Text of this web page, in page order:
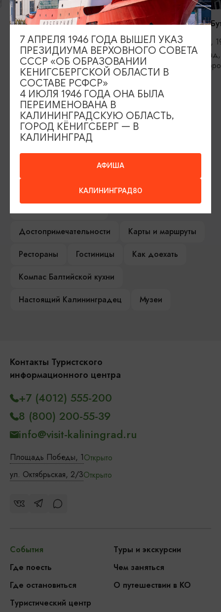
RADIO TAPOK
04.09.2026, 20:00
Калининград, РК «Резиденция
королей»
Константин
11.09.2026,
ИЩИТЕ ТАКЖЕ НА НАШЕМ САЙТЕ
Серебряное ожерелье
Афиша мероприятий
Гостевая книга
Достопримечательности
Карты и маршруты
Рестораны
Гостиницы
Как доехать
Компас Балтийской кухни
Настоящий Калининградец
Музеи
Контакты Туристского
информационного центра
Площадь Победы, 1Открыто
ул. Октябрьская, 2/3Открыто
+7 (4012) 555-200
8 (800) 200-55-39
info@visit-kaliningrad.ru
События
Туры и экскурсии
Где поесть
Чем заняться
Где остановиться
О путешествии в КО
Туристический центр
АФИША
КАЛИНИНГРАД80
7 АПРЕЛЯ 1946 ГОДА ВЫШЕЛ УКАЗ
ПРЕЗИДИУМА ВЕРХОВНОГО СОВЕТА
СССР «ОБ ОБРАЗОВАНИИ
КЕНИГСБЕРГСКОЙ ОБЛАСТИ В
СОСТАВЕ РСФСР»
4 ИЮЛЯ 1946 ГОДА ОНА БЫЛА
ПЕРЕИМЕНОВАНА В
КАЛИНИНГРАДСКУЮ ОБЛАСТЬ,
ГОРОД КЁНИГСБЕРГ — В
КАЛИНИНГРАД